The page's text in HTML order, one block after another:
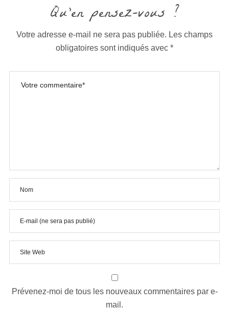
Qu'en pensez-vous ?
Votre adresse e-mail ne sera pas publiée. Les champs
obligatoires sont indiqués avec *
Prévenez-moi de tous les nouveaux commentaires par e-
mail.